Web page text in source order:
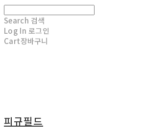
Search 검색
Log In 로그인
Cart장바구니
피규필드